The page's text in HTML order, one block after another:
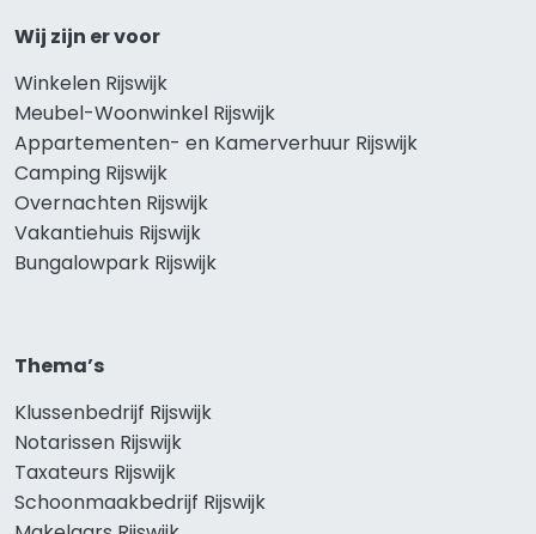
Wij zijn er voor
Winkelen Rijswijk
Meubel-Woonwinkel Rijswijk
Appartementen- en Kamerverhuur Rijswijk
Camping Rijswijk
Overnachten Rijswijk
Vakantiehuis Rijswijk
Bungalowpark Rijswijk
Thema’s
Klussenbedrijf Rijswijk
Notarissen Rijswijk
Taxateurs Rijswijk
Schoonmaakbedrijf Rijswijk